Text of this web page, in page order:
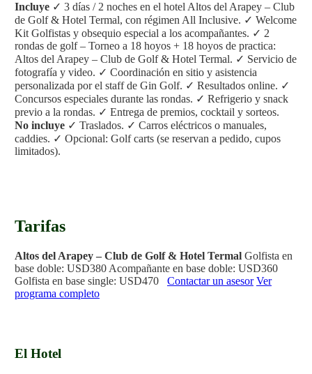
Incluye ✓ 3 días / 2 noches en el hotel Altos del Arapey – Club
de Golf & Hotel Termal, con régimen All Inclusive. ✓ Welcome
Kit Golfistas y obsequio especial a los acompañantes. ✓ 2
rondas de golf – Torneo a 18 hoyos + 18 hoyos de practica:
Altos del Arapey – Club de Golf & Hotel Termal. ✓ Servicio de
fotografía y video. ✓ Coordinación en sitio y asistencia
personalizada por el staff de Gin Golf. ✓ Resultados online. ✓
Concursos especiales durante las rondas. ✓ Refrigerio y snack
previo a la rondas. ✓ Entrega de premios, cocktail y sorteos.
No incluye ✓ Traslados. ✓ Carros eléctricos o manuales,
caddies. ✓ Opcional: Golf carts (se reservan a pedido, cupos
limitados).
Tarifas
Altos del Arapey – Club de Golf & Hotel Termal Golfista en
base doble: USD380 Acompañante en base doble: USD360
Golfista en base single: USD470
Contactar un asesor Ver
programa completo
El Hotel